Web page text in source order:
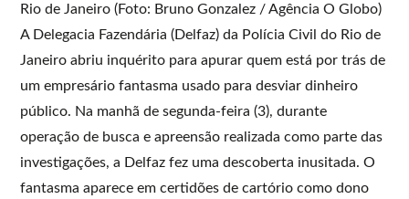
Rio de Janeiro (Foto: Bruno Gonzalez / Agência O Globo)
A Delegacia Fazendária (Delfaz) da Polícia Civil do Rio de
Janeiro abriu inquérito para apurar quem está por trás de
um empresário fantasma usado para desviar dinheiro
público. Na manhã de segunda-feira (3), durante
operação de busca e apreensão realizada como parte das
investigações, a Delfaz fez uma descoberta inusitada. O
fantasma aparece em certidões de cartório como dono